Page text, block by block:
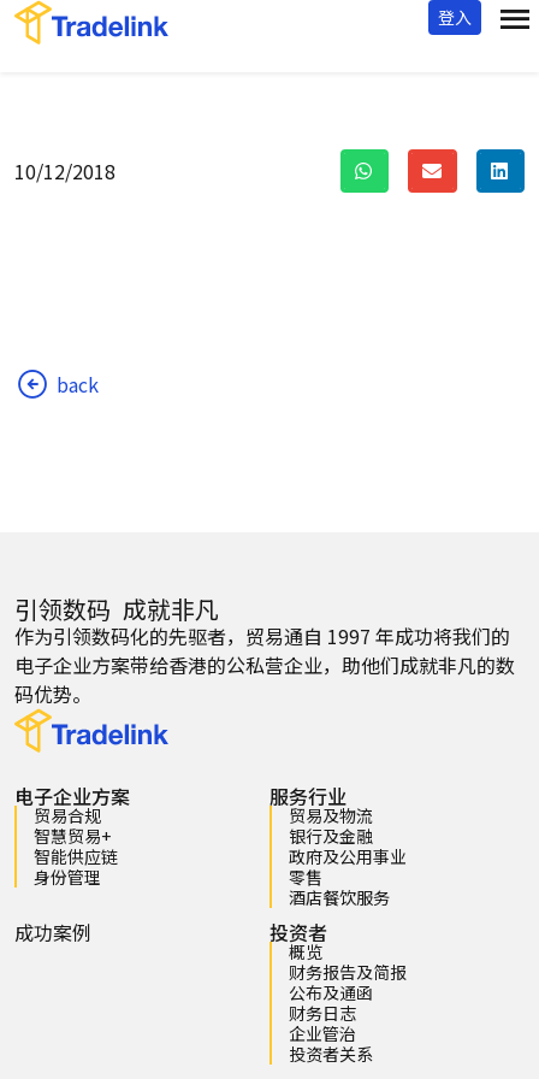
登入
10/12/2018
back
引领数码 成就非凡
作为引领数码化的先驱者，贸易通自 1997 年成功将我们的
电子企业方案带给香港的公私营企业，助他们成就非凡的数
码优势。
电子企业方案
贸易合规
智慧贸易+
智能供应链
身份管理
服务行业
贸易及物流
银行及金融
政府及公用事业
零售
酒店餐饮服务
成功案例 投资者
概览
财务报告及简报
公布及通函
财务日志
企业管治
投资者关系